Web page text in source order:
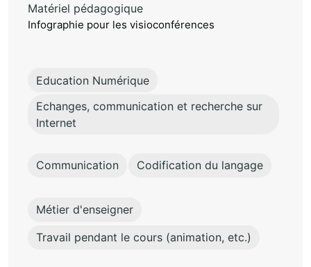
Matériel pédagogique
Infographie pour les visioconférences
Education Numérique
Echanges, communication et recherche sur
Internet
Communication Codification du langage
Métier d'enseigner
Travail pendant le cours (animation, etc.)